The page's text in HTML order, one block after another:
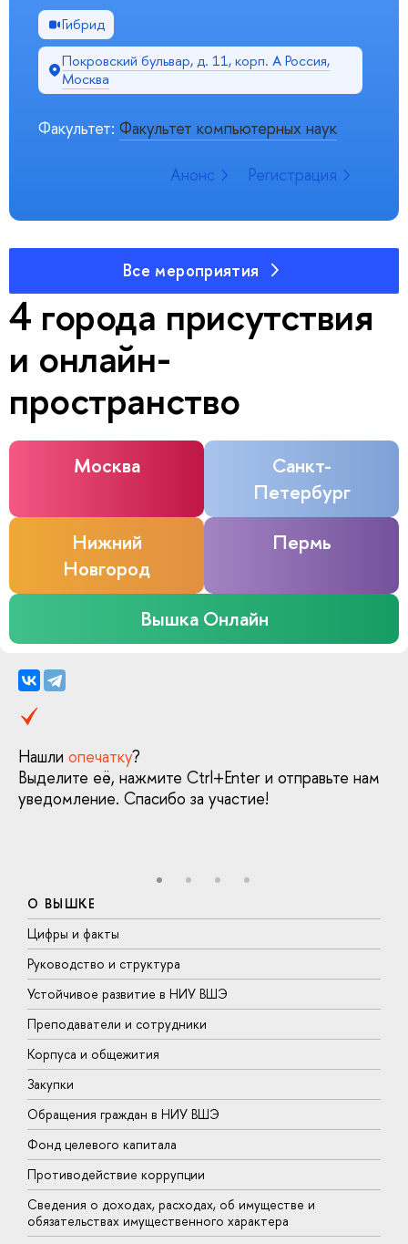
Гибрид
Покровский бульвар, д. 11, корп. A Россия,
Москва
Факультет: Факультет компьютерных наук
Анонс Регистрация
Все мероприятия
4 города присутствия
и онлайн-
пространство
Москва
Санкт-
Петербург
Нижний
Новгород
Пермь
Вышка Онлайн
Нашли опечатку?
Выделите её, нажмите Ctrl+Enter и отправьте нам
уведомление. Спасибо за участие!
О ВЫШКЕ
Цифры и факты
Руководство и структура
Устойчивое развитие в НИУ ВШЭ
Преподаватели и сотрудники
Корпуса и общежития
Закупки
Обращения граждан в НИУ ВШЭ
Фонд целевого капитала
Противодействие коррупции
Сведения о доходах, расходах, об имуществе и
обязательствах имущественного характера